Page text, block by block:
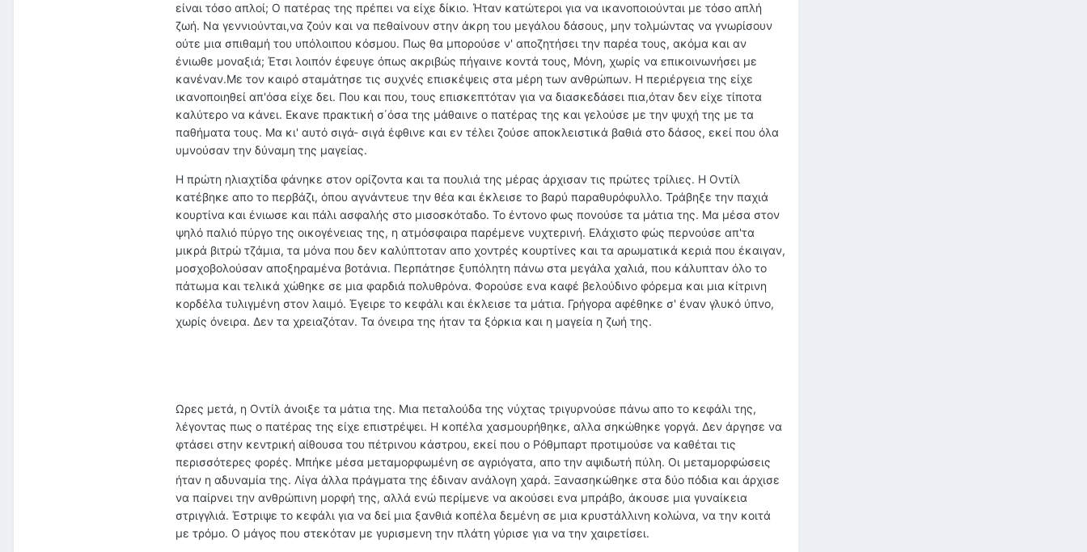
είναι τόσο απλοί; Ο πατέρας της πρέπει να είχε δίκιο. Ήταν κατώτεροι για να ικανοποιούνται με τόσο απλή
ζωή. Να γεννιούνται,να ζούν και να πεθαίνουν στην άκρη του μεγάλου δάσους, μην τολμώντας να γνωρίσουν
ούτε μια σπιθαμή του υπόλοιπου κόσμου. Πως θα μπορούσε ν' αποζητήσει την παρέα τους, ακόμα και αν
ένιωθε μοναξιά; Έτσι λοιπόν έφευγε όπως ακριβώς πήγαινε κοντά τους, Μόνη, χωρίς να επικοινωνήσει με
κανέναν.Με τον καιρό σταμάτησε τις συχνές επισκέψεις στα μέρη των ανθρώπων. Η περιέργεια της είχε
ικανοποιηθεί απ'όσα είχε δει. Που και που, τους επισκεπτόταν για να διασκεδάσει πια,όταν δεν είχε τίποτα
καλύτερο να κάνει. Εκανε πρακτική σ΄όσα της μάθαινε ο πατέρας της και γελούσε με την ψυχή της με τα
παθήματα τους. Μα κι' αυτό σιγά- σιγά έφθινε και εν τέλει ζούσε αποκλειστικά βαθιά στο δάσος, εκεί που όλα
υμνούσαν την δύναμη της μαγείας.
Η πρώτη ηλιαχτίδα φάνηκε στον ορίζοντα και τα πουλιά της μέρας άρχισαν τις πρώτες τρίλιες. Η Οντίλ
κατέβηκε απο το περβάζι, όπου αγνάντευε την θέα και έκλεισε το βαρύ παραθυρόφυλλο. Τράβηξε την παχιά
κουρτίνα και ένιωσε και πάλι ασφαλής στο μισοσκόταδο. Το έντονο φως πονούσε τα μάτια της. Μα μέσα στον
ψηλό παλιό πύργο της οικογένειας της, η ατμόσφαιρα παρέμενε νυχτερινή. Ελάχιστο φώς περνούσε απ'τα
μικρά βιτρώ τζάμια, τα μόνα που δεν καλύπτοταν απο χοντρές κουρτίνες και τα αρωματικά κεριά που έκαιγαν,
μοσχοβολούσαν αποξηραμένα βοτάνια. Περπάτησε ξυπόλητη πάνω στα μεγάλα χαλιά, που κάλυπταν όλο το
πάτωμα και τελικά χώθηκε σε μια φαρδιά πολυθρόνα. Φορούσε ενα καφέ βελούδινο φόρεμα και μια κίτρινη
κορδέλα τυλιγμένη στον λαιμό. Έγειρε το κεφάλι και έκλεισε τα μάτια. Γρήγορα αφέθηκε σ' έναν γλυκό ύπνο,
χωρίς όνειρα. Δεν τα χρειαζόταν. Τα όνειρα της ήταν τα ξόρκια και η μαγεία η ζωή της.
Ωρες μετά, η Οντίλ άνοιξε τα μάτια της. Μια πεταλούδα της νύχτας τριγυρνούσε πάνω απο το κεφάλι της,
λέγοντας πως ο πατέρας της είχε επιστρέψει. Η κοπέλα χασμουρήθηκε, αλλα σηκώθηκε γοργά. Δεν άργησε να
φτάσει στην κεντρική αίθουσα του πέτρινου κάστρου, εκεί που ο Ρόθμπαρτ προτιμούσε να καθέται τις
περισσότερες φορές. Μπήκε μέσα μεταμορφωμένη σε αγριόγατα, απο την αψιδωτή πύλη. Οι μεταμορφώσεις
ήταν η αδυναμία της. Λίγα άλλα πράγματα της έδιναν ανάλογη χαρά. Ξανασηκώθηκε στα δύο πόδια και άρχισε
να παίρνει την ανθρώπινη μορφή της, αλλά ενώ περίμενε να ακούσει ενα μπράβο, άκουσε μια γυναίκεια
στριγγλιά. Έστριψε το κεφάλι για να δεί μια ξανθιά κοπέλα δεμένη σε μια κρυστάλλινη κολώνα, να την κοιτά
με τρόμο. Ο μάγος που στεκόταν με γυρισμενη την πλάτη γύρισε για να την χαιρετίσει.